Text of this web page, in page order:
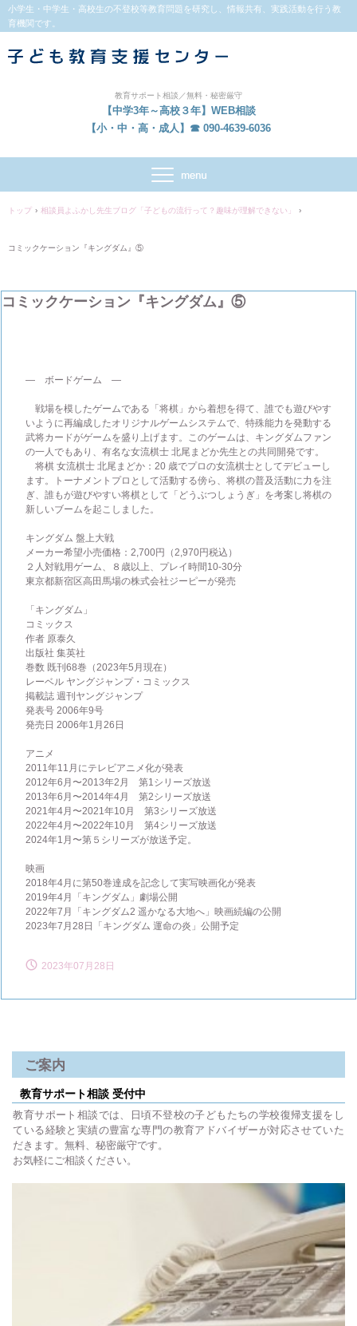
小学生・中学生・高校生の不登校等教育問題を研究し、情報共有、実践活動を行う教
育機関です。
教育サポート相談／無料・秘密厳守
【中学3年～高校３年】WEB相談
【小・中・高・成人】☎ 090-4639-6036
トップ › 相談員よふかし先生ブログ「子どもの流行って？趣味が理解できない」 ›
コミックケーション『キングダム』⑤
コミックケーション『キングダム』⑤
― ボードゲーム ―
戦場を模したゲームである「将棋」から着想を得て、誰でも遊びやす
いように再編成したオリジナルゲームシステムで、特殊能力を発動する
武将カードがゲームを盛り上げます。このゲームは、キングダムファン
の一人でもあり、有名な女流棋士 北尾まどか先生との共同開発です。
将棋 女流棋士 北尾まどか：20 歳でプロの女流棋士としてデビューし
ます。トーナメントプロとして活動する傍ら、将棋の普及活動に力を注
ぎ、誰もが遊びやすい将棋として「どうぶつしょうぎ」を考案し将棋の
新しいブームを起こしました。
キングダム 盤上大戦
メーカー希望小売価格：2,700円（2,970円税込）
２人対戦用ゲーム、８歳以上、プレイ時間10-30分
東京都新宿区高田馬場の株式会社ジーピーが発売
「キングダム」
コミックス
作者 原泰久
出版社 集英社
巻数 既刊68巻（2023年5月現在）
レーベル ヤングジャンプ・コミックス
掲載誌 週刊ヤングジャンプ
発表号 2006年9号
発売日 2006年1月26日
アニメ
2011年11月にテレビアニメ化が発表
2012年6月〜2013年2月 第1シリーズ放送
2013年6月〜2014年4月 第2シリーズ放送
2021年4月〜2021年10月 第3シリーズ放送
2022年4月〜2022年10月 第4シリーズ放送
2024年1月〜第５シリーズが放送予定。
映画
2018年4月に第50巻達成を記念して実写映画化が発表
2019年4月「キングダム」劇場公開
2022年7月「キングダム2 遥かなる大地へ」映画続編の公開
2023年7月28日「キングダム 運命の炎」公開予定
2023年07月28日
ご案内
教育サポート相談 受付中
教育サポート相談では、日頃不登校の子どもたちの学校復帰支援をし
ている経験と実績の豊富な専門の教育アドバイザーが対応させていた
だきます。無料、秘密厳守です。
お気軽にご相談ください。